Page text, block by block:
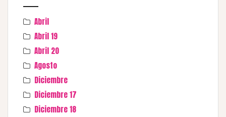
Abril
Abril 19
Abril 20
Agosto
Diciembre
Diciembre 17
Diciembre 18